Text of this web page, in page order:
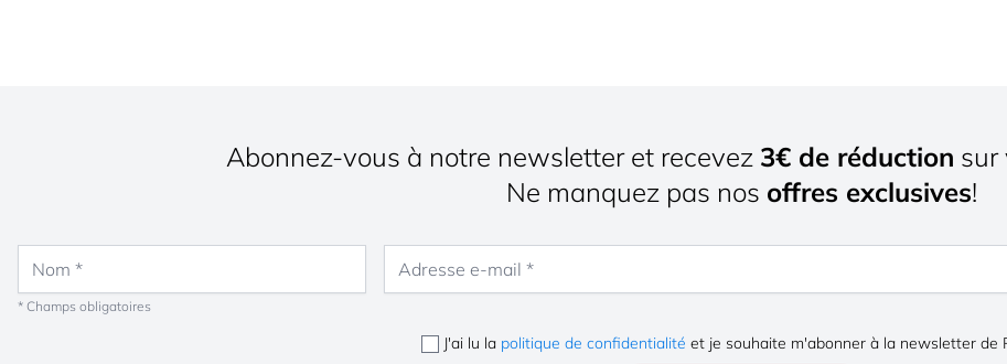
Abonnez-vous à notre newsletter et recevez 3€ de réduction sur
Ne manquez pas nos offres exclusives!
* Champs obligatoires
J'ai lu la politique de confidentialité et je souhaite m'abonner à la newsletter de